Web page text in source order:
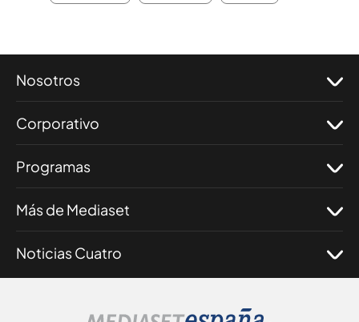
Nosotros
Corporativo
Programas
Más de Mediaset
Noticias Cuatro